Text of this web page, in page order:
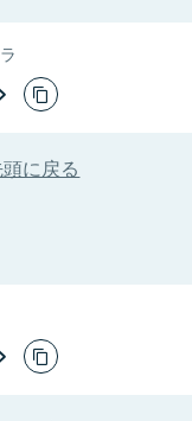
に戻る